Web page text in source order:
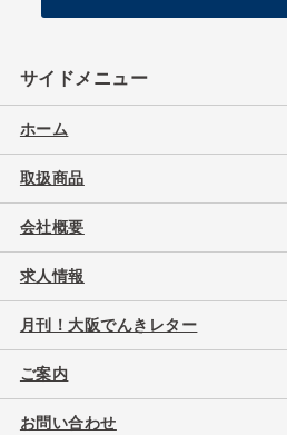
サイドメニュー
ホーム
取扱商品
会社概要
求人情報
月刊！大阪でんきレター
ご案内
お問い合わせ